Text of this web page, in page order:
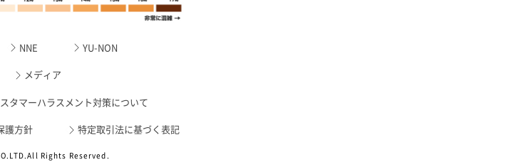
NNE YU-NON
メディア
タマーハラスメント対策について
護方針 特定取引法に基づく表記
Rights Reserved.